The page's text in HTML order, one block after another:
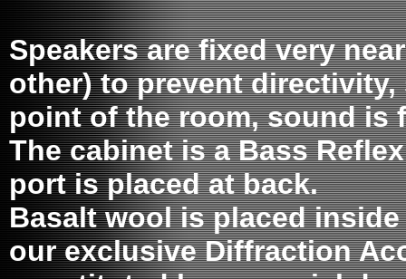
Speakers are fixed very
other) to prevent
point of the room, sound is
The cabinet is a Bass
port is placed at back.
Basalt wool is placed
our exclusive Diffraction